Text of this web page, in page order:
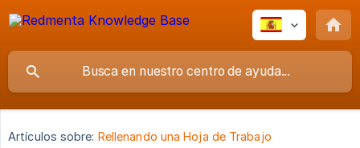
Artículos sobre: Rellenando una Hoja de Trabajo